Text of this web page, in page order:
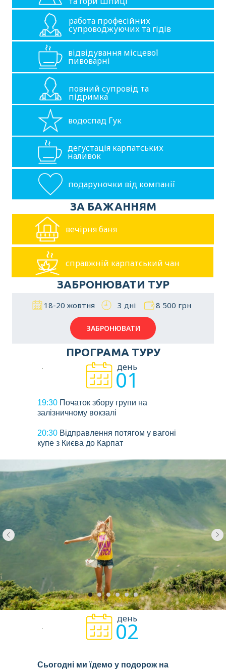
работа професійних
супроводжуючих та гідів
відвідування місцевої
пивоварні
повний супровід та
підримка
водоспад Гук
подаруночки від компанії
дегустація карпатських
наливок
ЗА БАЖАННЯМ
вечірня баня
справжній карпатський чан
ЗАБРОНЮВАТИ ТУР
ЗАБРОНЮВАТИ
18-20 жовтня 8 500 грн
3 дні
ПРОГРАМА ТУРУ
19:30 Початок збору групи на
залізничному вокзалі
20:30 Відправлення потягом у вагоні
купе з Києва до Карпат
01
день
Сьогодні ми їдемо у подорож на
02
день